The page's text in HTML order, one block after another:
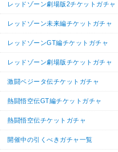
レッドゾーン劇場版2チケットガチャ
レッドゾーン未来編チケットガチャ
レッドゾーンGT編チケットガチャ
レッドゾーン劇場版チケットガチャ
激闘ベジータ伝チケットガチャ
熱闘悟空伝GT編チケットガチャ
熱闘悟空伝チケットガチャ
開催中の引くべきガチャ一覧